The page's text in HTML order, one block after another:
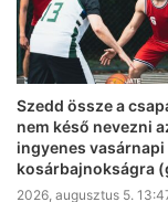
Szedd össze a
nem késő nevezni
ingyenes vasárnapi
kosárbajnokságra
2026, augusztus 5.